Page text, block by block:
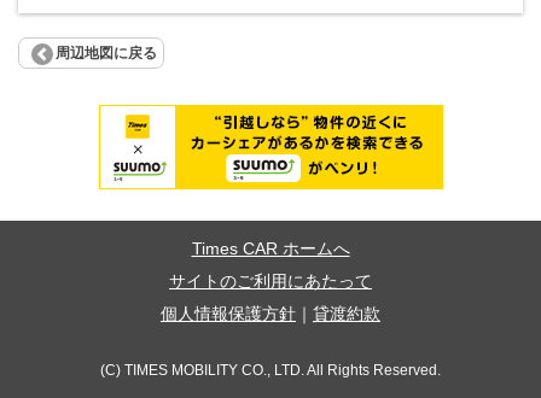
周辺地図に戻る
Times CAR ホームへ
サイトのご利用にあたって
個人情報保護方針
貸渡約款
(C) TIMES MOBILITY CO., LTD. All Rights Reserved.